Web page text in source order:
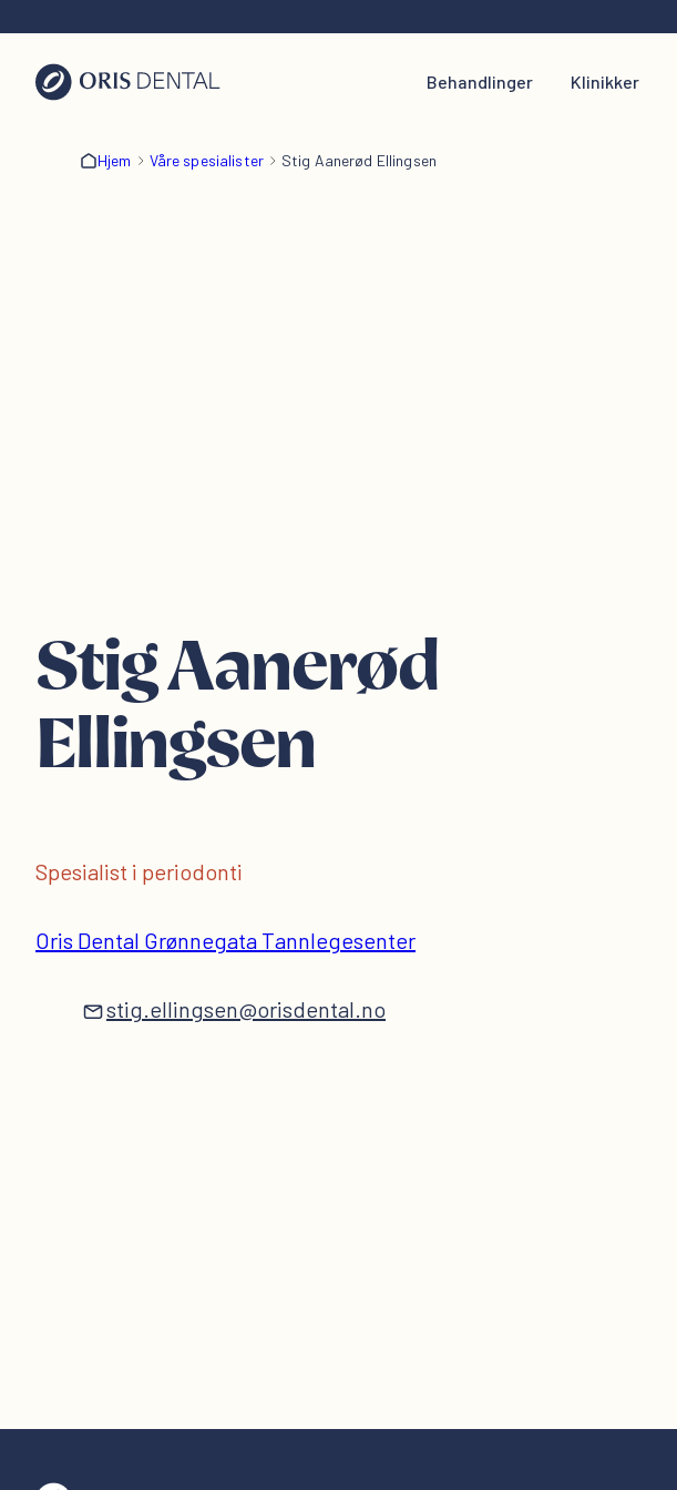
Behandlinger Klinikker
Hjem Våre spesialister Stig Aanerød Ellingsen
Stig Aanerød
Ellingsen
Spesialist i periodonti
Oris Dental Grønnegata Tannlegesenter
stig.ellingsen@orisdental.no